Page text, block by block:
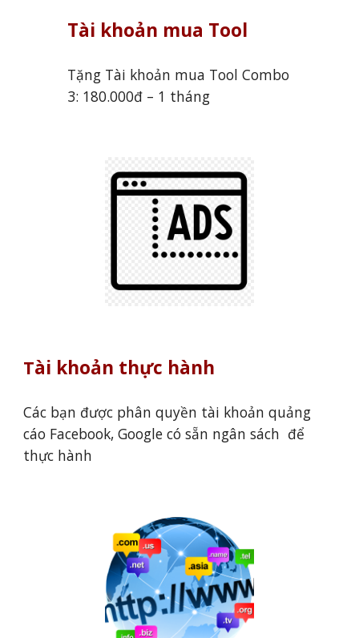
Tài khoản mua Tool
Tặng Tài khoản mua Tool Combo
3: 180.000đ – 1 tháng
Tài khoản thực hành
Các bạn được phân quyền tài khoản quảng
cáo Facebook, Google có sẵn ngân sách để
thực hành